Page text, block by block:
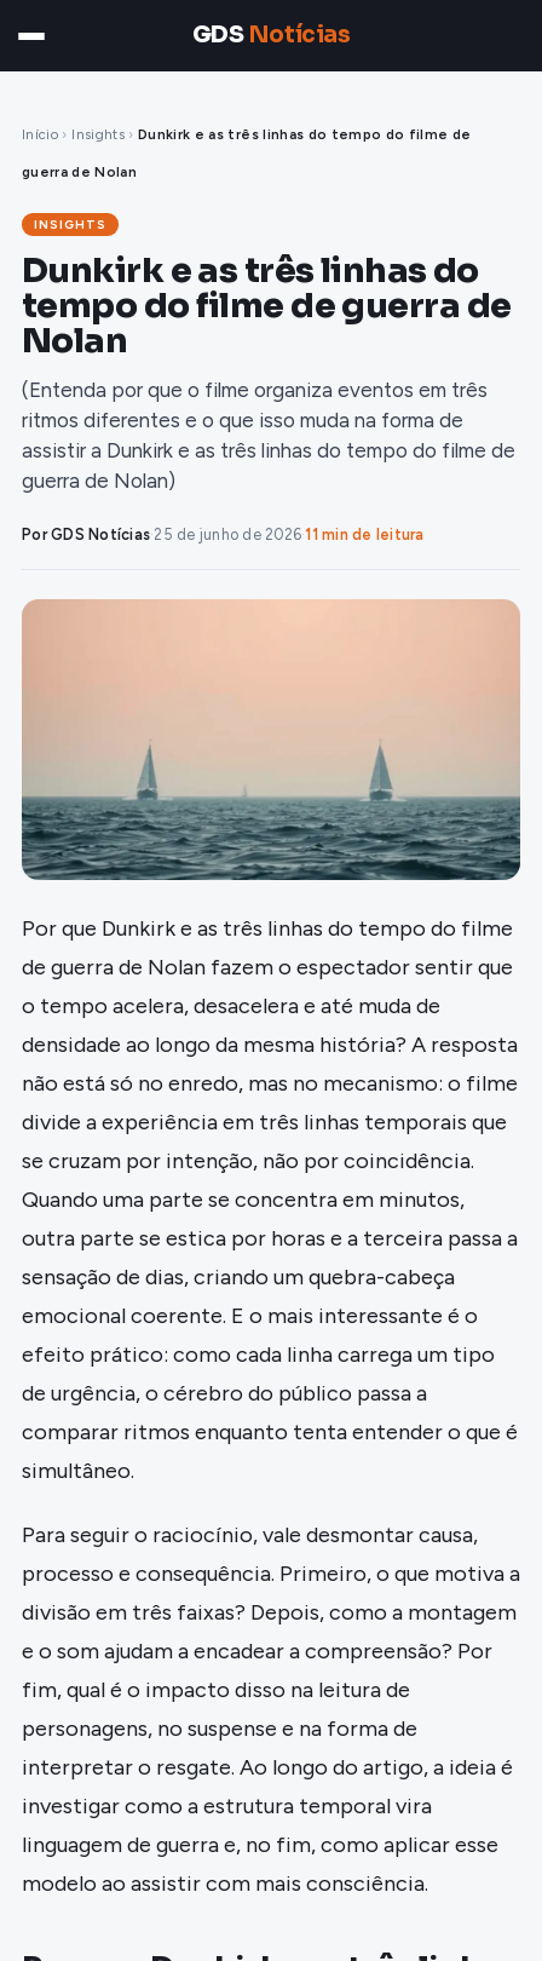
GDS Notícias
Início › Insights › Dunkirk e as três linhas do tempo do filme de
guerra de Nolan
INSIGHTS
Dunkirk e as três linhas do
tempo do filme de guerra de
Nolan
(Entenda por que o filme organiza eventos em três
ritmos diferentes e o que isso muda na forma de
assistir a Dunkirk e as três linhas do tempo do filme de
guerra de Nolan)
Por GDS Notícias·25 de junho de 2026·11 min de leitura
Por que Dunkirk e as três linhas do tempo do filme
de guerra de Nolan fazem o espectador sentir que
o tempo acelera, desacelera e até muda de
densidade ao longo da mesma história? A resposta
não está só no enredo, mas no mecanismo: o filme
divide a experiência em três linhas temporais que
se cruzam por intenção, não por coincidência.
Quando uma parte se concentra em minutos,
outra parte se estica por horas e a terceira passa a
sensação de dias, criando um quebra-cabeça
emocional coerente. E o mais interessante é o
efeito prático: como cada linha carrega um tipo
de urgência, o cérebro do público passa a
comparar ritmos enquanto tenta entender o que é
simultâneo.
Para seguir o raciocínio, vale desmontar causa,
processo e consequência. Primeiro, o que motiva a
divisão em três faixas? Depois, como a montagem
e o som ajudam a encadear a compreensão? Por
fim, qual é o impacto disso na leitura de
personagens, no suspense e na forma de
interpretar o resgate. Ao longo do artigo, a ideia é
investigar como a estrutura temporal vira
linguagem de guerra e, no fim, como aplicar esse
modelo ao assistir com mais consciência.